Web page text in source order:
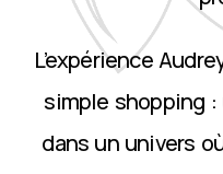
L’expérience
simple shopping
dans un univers